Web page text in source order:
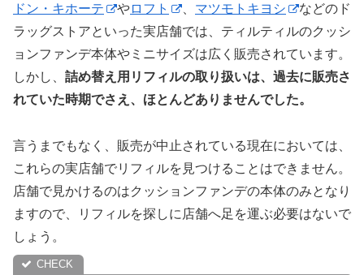
ドン・キホーテ やロフト マツモトキヨシ
などのド
ラッグストアといった実店舗では、ティルティルのクッシ
ョンファンデ本体やミニサイズは広く販売されています。
しかし、 詰め替え用リフィルの取り扱いは、過去に販売さ
れていた時期でさえ、ほとんどありませんでした。
言うまでもなく、販売が中止されている現在においては、
これらの実店舗でリフィルを見つけることはできません。
店舗で見かけるのはクッションファンデの本体のみとなり
ますので、リフィルを探しに店舗へ足を運ぶ必要はないで
しょう。